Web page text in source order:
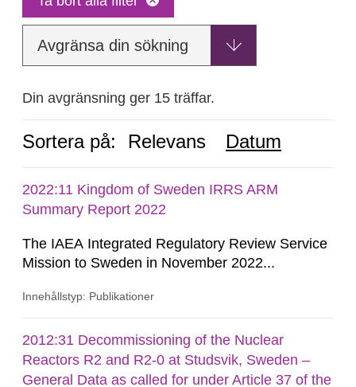
Avgränsa din sökning
Din avgränsning ger 15 träffar.
Sortera på: Relevans Datum
2022:11 Kingdom of Sweden IRRS ARM
Summary Report 2022
The IAEA Integrated Regulatory Review Service
Mission to Sweden in November 2022...
Innehållstyp: Publikationer
2012:31 Decommissioning of the Nuclear
Reactors R2 and R2-0 at Studsvik, Sweden –
General Data as called for under Article 37 of the